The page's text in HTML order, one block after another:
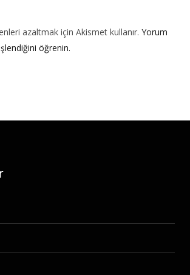
azaltmak için Akismet kullanır. Yorum
öğrenin.